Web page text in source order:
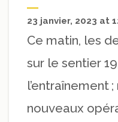
23 janvier, 2023 at
Ce matin, les
sur le sentier
l’entraînement
nouveaux